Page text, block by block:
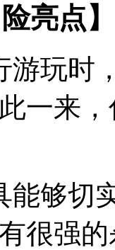
亮点】
游玩时
一来
能够切
很强